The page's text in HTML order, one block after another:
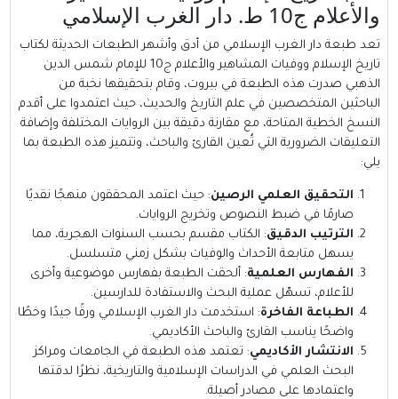
والأعلام ج10 ط. دار الغرب الإسلامي
تعد طبعة دار الغرب الإسلامي من أدق وأشهر الطبعات الحديثة لكتاب
تاريخ الإسلام ووفيات المشاهير والأعلام ج10 للإمام شمس الدين
الذهبي صدرت هذه الطبعة في بيروت، وقام بتحقيقها نخبة من
الباحثين المتخصصين في علم التاريخ والحديث، حيث اعتمدوا على أقدم
النسخ الخطية المتاحة، مع مقارنة دقيقة بين الروايات المختلفة وإضافة
التعليقات الضرورية التي تُعين القارئ والباحث، وتتميز هذه الطبعة بما
يلي:
التحقيق العلمي الرصين: حيث اعتمد المحققون منهجًا نقديًا
صارمًا في ضبط النصوص وتخريج الروايات.
الترتيب الدقيق: الكتاب مقسم بحسب السنوات الهجرية، مما
يسهل متابعة الأحداث والوفيات بشكل زمني متسلسل.
الفهارس العلمية: ألحقت الطبعة بفهارس موضوعية وأخرى
للأعلام، تسهّل عملية البحث والاستفادة للدارسين.
الطباعة الفاخرة: استخدمت دار الغرب الإسلامي ورقًا جيدًا وخطًا
واضحًا يناسب القارئ والباحث الأكاديمي.
الانتشار الأكاديمي: تعتمد هذه الطبعة في الجامعات ومراكز
البحث العلمي في الدراسات الإسلامية والتاريخية، نظرًا لدقتها
واعتمادها على مصادر أصيلة.